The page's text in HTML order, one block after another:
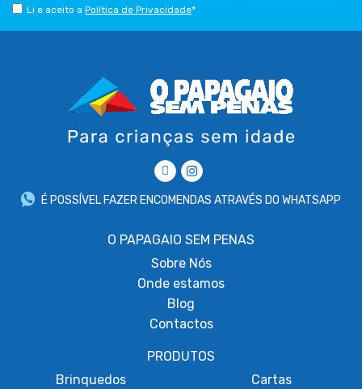
Li e aceito a Política de Privacidade*
É POSSÍVEL FAZER ENCOMENDAS ATRAVÉS DO WHATSAPP
O PAPAGAIO SEM PENAS
Sobre Nós
Onde estamos
Blog
Contactos
PRODUTOS
Brinquedos
Cartas